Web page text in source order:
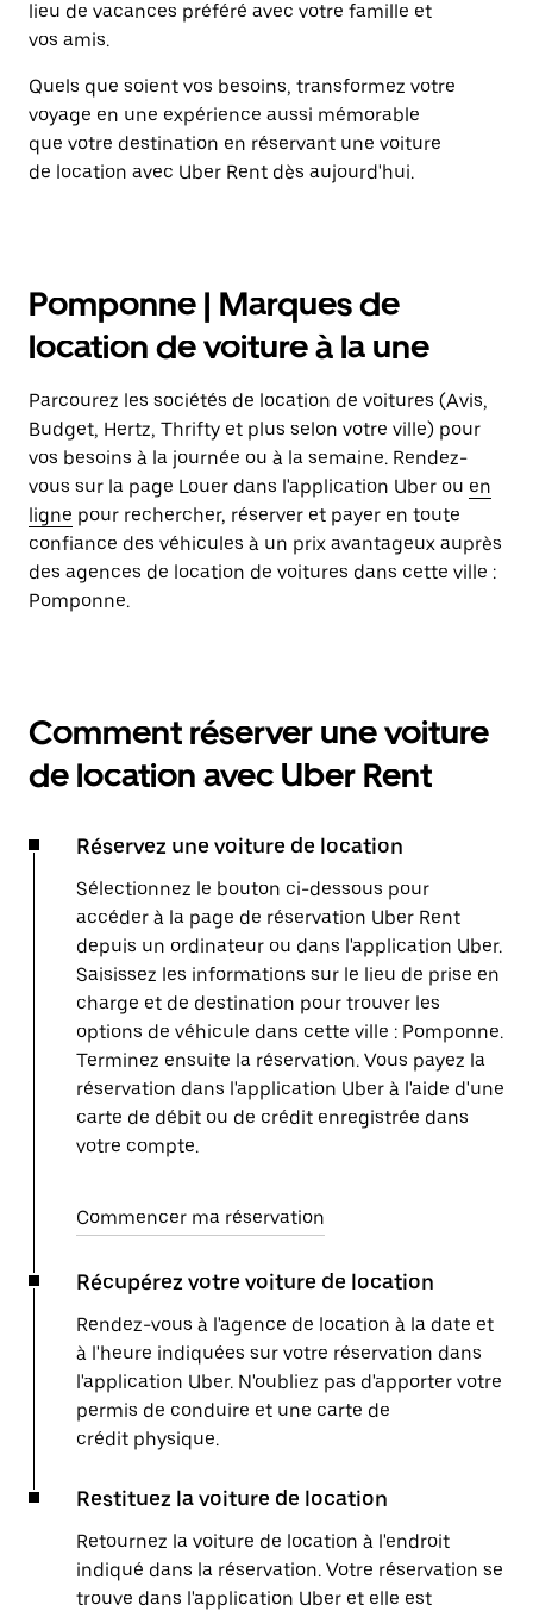
lieu de vacances préféré avec votre famille et
vos amis.
Quels que soient vos besoins, transformez votre
voyage en une expérience aussi mémorable
que votre destination en réservant une voiture
de location avec Uber Rent dès aujourd'hui.
Pomponne | Marques de
location de voiture à la une
Parcourez les sociétés de location de voitures (Avis,
Budget, Hertz, Thrifty et plus selon votre ville) pour
vos besoins à la journée ou à la semaine. Rendez-
vous sur la page Louer dans l'application Uber ou en
ligne pour rechercher, réserver et payer en toute
confiance des véhicules à un prix avantageux auprès
des agences de location de voitures dans cette ville :
Pomponne.
Comment réserver une voiture
de location avec Uber Rent
Réservez une voiture de location
Sélectionnez le bouton ci-dessous pour
accéder à la page de réservation Uber Rent
depuis un ordinateur ou dans l'application Uber.
Saisissez les informations sur le lieu de prise en
charge et de destination pour trouver les
options de véhicule dans cette ville : Pomponne.
Terminez ensuite la réservation. Vous payez la
réservation dans l'application Uber à l'aide d'une
carte de débit ou de crédit enregistrée dans
votre compte.
Commencer ma réservation
Récupérez votre voiture de location
Rendez-vous à l'agence de location à la date et
à l'heure indiquées sur votre réservation dans
l'application Uber. N'oubliez pas d'apporter votre
permis de conduire et une carte de
crédit physique.
Restituez la voiture de location
Retournez la voiture de location à l'endroit
indiqué dans la réservation. Votre réservation se
trouve dans l'application Uber et elle est